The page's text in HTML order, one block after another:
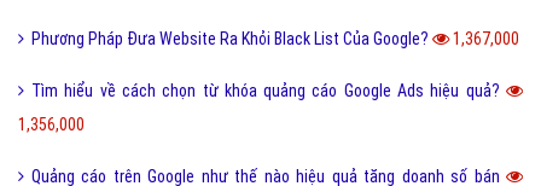
Phương Pháp Đưa Website Ra Khỏi Black List Của Google? 1,367,000
Tìm hiểu về cách chọn từ khóa quảng cáo Google Ads hiệu quả?
1,356,000
Quảng cáo trên Google như thế nào hiệu quả tăng doanh số bán